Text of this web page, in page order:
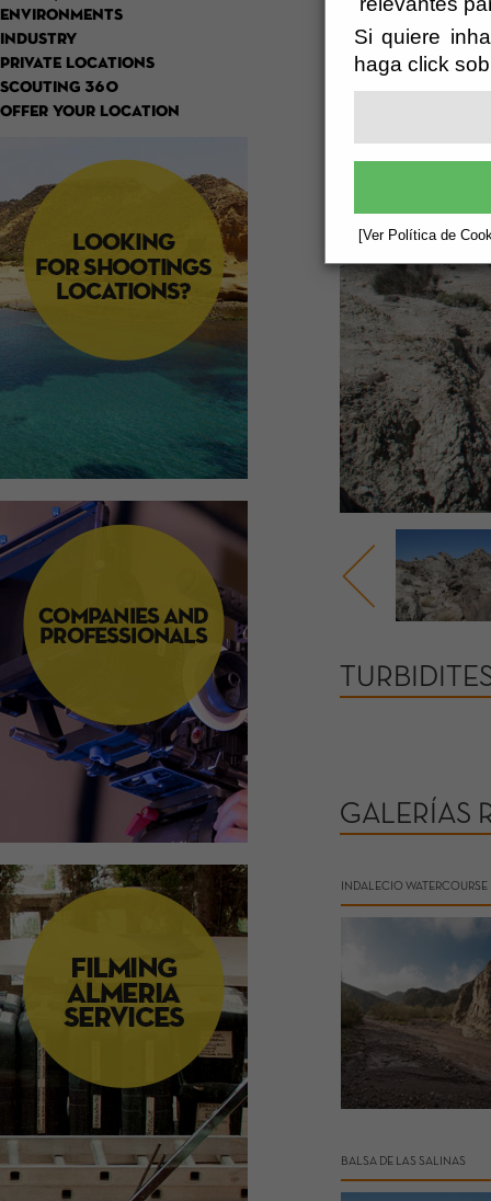
Si quiere
haga click
[Ver Política de
ENVIRONMENTS
INDUSTRY
PRIVATE LOCATIONS
SCOUTING 360
OFFER YOUR LOCATION
GALERÍAS
INDALECIO WATERCOURSE
BALSA DE LAS SALINAS